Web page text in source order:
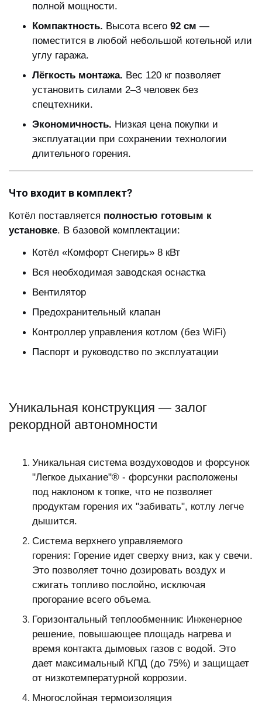
полной мощности.
Компактность. Высота всего 92 см —
поместится в любой небольшой котельной или
углу гаража.
Лёгкость монтажа. Вес 120 кг позволяет
установить силами 2–3 человек без
спецтехники.
Экономичность. Низкая цена покупки и
эксплуатации при сохранении технологии
длительного горения.
Что входит в комплект?
Котёл поставляется полностью готовым к
установке. В базовой комплектации:
Котёл «Комфорт Снегирь» 8 кВт
Вся необходимая заводская оснастка
Вентилятор
Предохранительный клапан
Контроллер управления котлом (без WiFi)
Паспорт и руководство по эксплуатации
Уникальная конструкция — залог
рекордной автономности
Уникальная система воздуховодов и форсунок
"Легкое дыхание"® - форсунки расположены
под наклоном к топке, что не позволяет
продуктам горения их "забивать", котлу легче
дышится.
Система верхнего управляемого
горения: Горение идет сверху вниз, как у свечи.
Это позволяет точно дозировать воздух и
сжигать топливо послойно, исключая
прогорание всего объема.
Горизонтальный теплообменник: Инженерное
решение, повышающее площадь нагрева и
время контакта дымовых газов с водой. Это
дает максимальный КПД (до 75%) и защищает
от низкотемпературной коррозии.
Многослойная термоизоляция